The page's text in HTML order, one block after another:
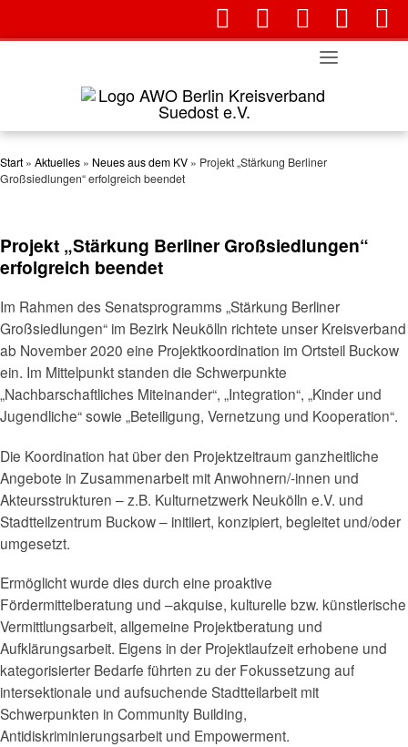
content
fab fa-instagram
fab fa-facebook
fas fa-far fa-
Start » Aktuelles » Neues aus dem KV » Projekt „Stärkung Berliner
Großsiedlungen“ erfolgreich beendet
Projekt „Stärkung Berliner Großsiedlungen“
erfolgreich beendet
Im Rahmen des Senatsprogramms „Stärkung Berliner
Großsiedlungen“ im Bezirk Neukölln richtete unser Kreisverband
ab November 2020 eine Projektkoordination im Ortsteil Buckow
ein. Im Mittelpunkt standen die Schwerpunkte
„Nachbarschaftliches Miteinander“, „Integration“, „Kinder und
Jugendliche“ sowie „Beteiligung, Vernetzung und Kooperation“.
Die Koordination hat über den Projektzeitraum ganzheitliche
Angebote in Zusammenarbeit mit Anwohnern/-innen und
Akteursstrukturen – z.B. Kulturnetzwerk Neukölln e.V. und
Stadtteilzentrum Buckow – initiiert, konzipiert, begleitet und/oder
umgesetzt.
Ermöglicht wurde dies durch eine proaktive
Fördermittelberatung und –akquise, kulturelle bzw. künstlerische
Vermittlungsarbeit, allgemeine Projektberatung und
Aufklärungsarbeit. Eigens in der Projektlaufzeit erhobene und
kategorisierter Bedarfe führten zu der Fokussetzung auf
intersektionale und aufsuchende Stadtteilarbeit mit
Schwerpunkten in Community Building,
Antidiskriminierungsarbeit und Empowerment.